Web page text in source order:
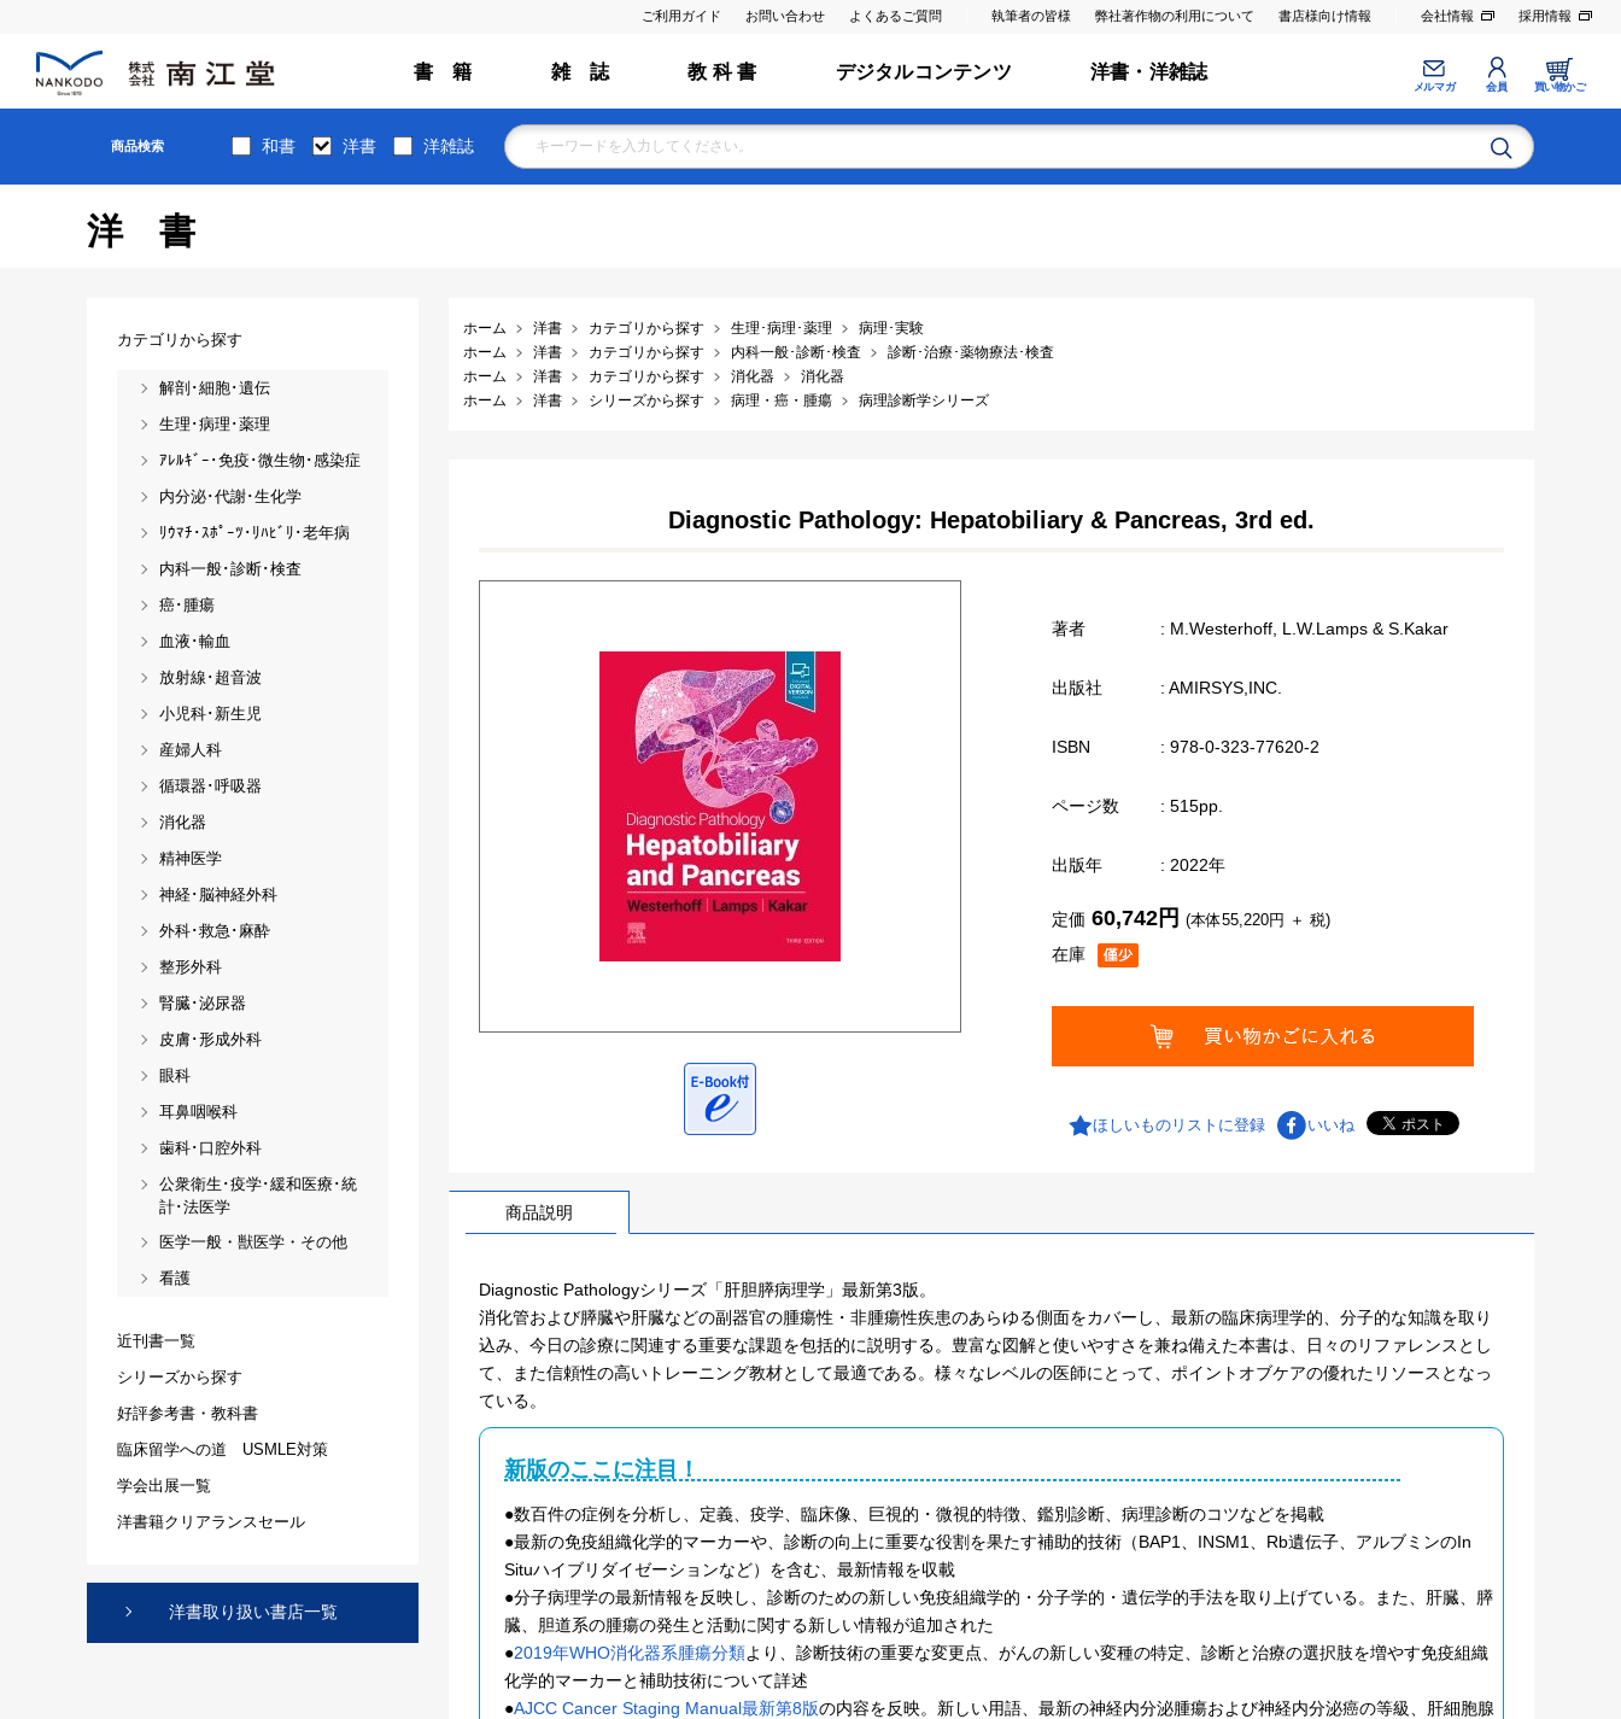
ご利用ガイド お問い合わせ よくあるご質問 執筆者の皆様 弊社著作物の利用について 書店様向け情報 会社情報 採用情報
書 籍 雑 誌 教 科 書 デジタルコンテンツ 洋書・洋雑誌
メルマガ 会員 買い物かご
商品検索 和書 洋書 洋雑誌
洋書
ホーム 洋書 カテゴリから探す 生理･病理･薬理
病理･実験
ホーム
洋書 カテゴリから探す 内科一般･診断･検査
診断･治療･薬物療法･検査
ホーム
洋書 カテゴリから探す 消化器
消化器
ホーム
洋書 シリーズから探す 病理・癌・腫瘍 病理診断学シリーズ
Diagnostic Pathology: Hepatobiliary & Pancreas, 3rd ed.
著者 : M.Westerhoff, L.W.Lamps & S.Kakar
出版社 : AMIRSYS,INC.
ISBN : 978-0-323-77620-2
ページ数 : 515pp.
出版年 : 2022年
在庫
定価 60,742円 (本体55,220円 ＋ 税)
ほしいものリストに登録 いいね
商品説明
Diagnostic Pathologyシリーズ「肝胆膵病理学」最新第3版。
消化管および膵臓や肝臓などの副器官の腫瘍性・非腫瘍性疾患のあらゆる側面をカバーし、最新の臨床病理学的、分子的な知識を取り
込み、今日の診療に関連する重要な課題を包括的に説明する。豊富な図解と使いやすさを兼ね備えた本書は、日々のリファレンスとし
て、また信頼性の高いトレーニング教材として最適である。様々なレベルの医師にとって、ポイントオブケアの優れたリソースとなっ
ている。
新版のここに注目！
●数百件の症例を分析し、定義、疫学、臨床像、巨視的・微視的特徴、鑑別診断、病理診断のコツなどを掲載
●最新の免疫組織化学的マーカーや、診断の向上に重要な役割を果たす補助的技術（BAP1、INSM1、Rb遺伝子、アルブミンのIn
Situハイブリダイゼーションなど）を含む、最新情報を収載
●分子病理学の最新情報を反映し、診断のための新しい免疫組織学的・分子学的・遺伝学的手法を取り上げている。また、肝臓、膵
臓、胆道系の腫瘍の発生と活動に関する新しい情報が追加された
●2019年WHO消化器系腫瘍分類より、診断技術の重要な変更点、がんの新しい変種の特定、診断と治療の選択肢を増やす免疫組織
化学的マーカーと補助技術について詳述
●AJCC Cancer Staging Manual最新第8版の内容を反映。新しい用語、最新の神経内分泌腫瘍および神経内分泌癌の等級、肝細胞腺
カテゴリから探す
解剖･細胞･遺伝
生理･病理･薬理
ｱﾚﾙｷﾞｰ･免疫･微生物･感染症
内分泌･代謝･生化学
ﾘｳﾏﾁ･ｽﾎﾟｰﾂ･ﾘﾊﾋﾞﾘ･老年病
内科一般･診断･検査
癌･腫瘍
血液･輸血
放射線･超音波
小児科･新生児
産婦人科
循環器･呼吸器
消化器
精神医学
神経･脳神経外科
外科･救急･麻酔
整形外科
腎臓･泌尿器
皮膚･形成外科
眼科
耳鼻咽喉科
歯科･口腔外科
公衆衛生･疫学･緩和医療･統
計･法医学
医学一般・獣医学・その他
看護
近刊書一覧
シリーズから探す
好評参考書・教科書
臨床留学への道 USMLE対策
学会出展一覧
洋書籍クリアランスセール
洋書取り扱い書店一覧